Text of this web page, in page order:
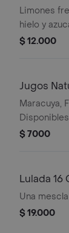
Limones
hielo y
$ 12.000
Jugos
Maracuya,
Hielo Y
$ 7000
Lulada 16
Una
$ 19.000